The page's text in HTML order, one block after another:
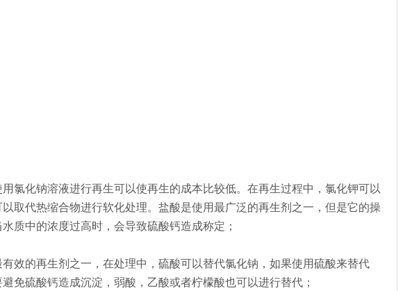
氯化钠溶液进行再生可以使再生的成本比较低。在再生过程中，氯化钾可以
取代热缩合物进行软化处理。盐酸是使用最广泛的再生剂之一，但是它的操
质中的浓度过高时，会导致硫酸钙造成称定；
效的再生剂之一，在处理中，硫酸可以替代氯化钠，如果使用硫酸来替代
免硫酸钙造成沉淀，弱酸，乙酸或者柠檬酸也可以进行替代；